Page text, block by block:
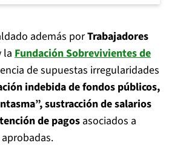
además porTrabajadores
la Fundación Sobrevivientes de
de supuestas irregularidades
indebida de fondos públicos,
sustracción de salarios
de pagos asociados a